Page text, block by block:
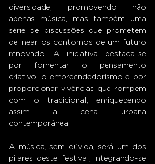
diversidade, promovendo não
apenas música, mas também uma
série de discussões que prometem
delinear os contornos de um futuro
renovado. A iniciativa destaca-se
por fomentar o pensamento
criativo, o empreendedorismo e por
proporcionar vivências que rompem
com o tradicional, enriquecendo
assim a cena urbana
contemporânea.
A música, sem dúvida, será um dos
pilares deste festival, integrando-se